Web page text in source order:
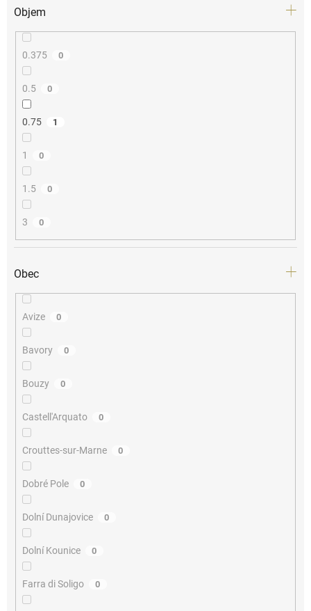
Objem
0.375 0
0.5 0
0.75 1
1 0
1.5 0
3 0
Obec
Avize 0
Bavory 0
Bouzy 0
Castell'Arquato 0
Crouttes-sur-Marne 0
Dobré Pole 0
Dolní Dunajovice 0
Dolní Kounice 0
Farra di Soligo 0